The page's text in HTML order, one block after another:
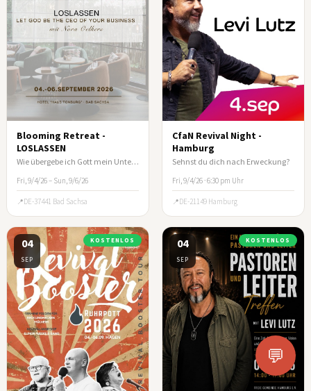
Blooming Retreat -
LOSLASSEN
Wie übergebe ich Gott mein Unternehmen?
Fri, 9/4/26 – Sun, 9/6/26
DE-37441 Bad Sachsa
CfaN Revival Night -
Hamburg
Sehnst du dich nach Erweckung?
Fri, 9/4/26 · 6:30 pm Uhr
DE-21149 Hamburg
04
SEP
KOSTENLOS 04
SEP
KOSTENLOS
💬